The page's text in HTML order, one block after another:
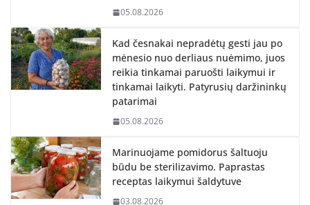
05.08.2026
Kad česnakai nepradėtų gesti jau po
mėnesio nuo derliaus nuėmimo, juos
reikia tinkamai paruošti laikymui ir
tinkamai laikyti. Patyrusių daržininkų
patarimai
05.08.2026
Marinuojame pomidorus šaltuoju
būdu be sterilizavimo. Paprastas
receptas laikymui šaldytuve
03.08.2026